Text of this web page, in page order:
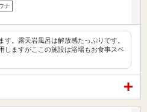
ナ
す。露天岩風呂は解放感たっぷりです。
しますがここの施設は浴場もお食事スペ